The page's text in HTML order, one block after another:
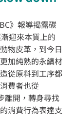
》報導揭露碳
迎來本質上的
物皮革，到今日
加純熟的永續材
從原料到工序都
費者也從
離開，轉身尋找
消費行為表達支